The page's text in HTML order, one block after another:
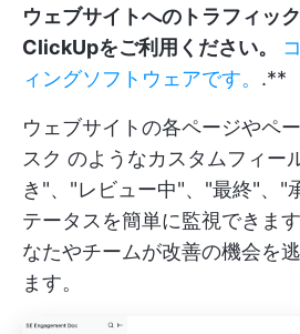
ウェブサイトへのトラフィッ
ClickUpをご利用ください。
ィングソフトウェアです。 .**
ウェブサイトの各ページやペ
スク のようなカスタムフィー
き"、"レビュー中"、"最終"、"
テータスを簡単に監視できま
なたやチームが改善の機会を
ます。